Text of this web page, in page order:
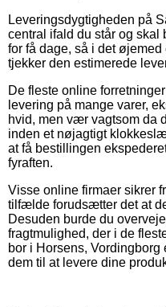
Leveringsdygtigheden på
central ifald du står og skal
for få dage, så i det
tjekker den estimerede
De fleste online
levering på mange varer,
hvid, men vær vagtsom da
inden et nøjagtigt
at få bestillingen
fyraften.
Visse online firmaer sikrer
tilfælde forudsætter det at
Desuden burde du
fragtmulighed, der i de
bor i Horsens,
dem til at levere dine